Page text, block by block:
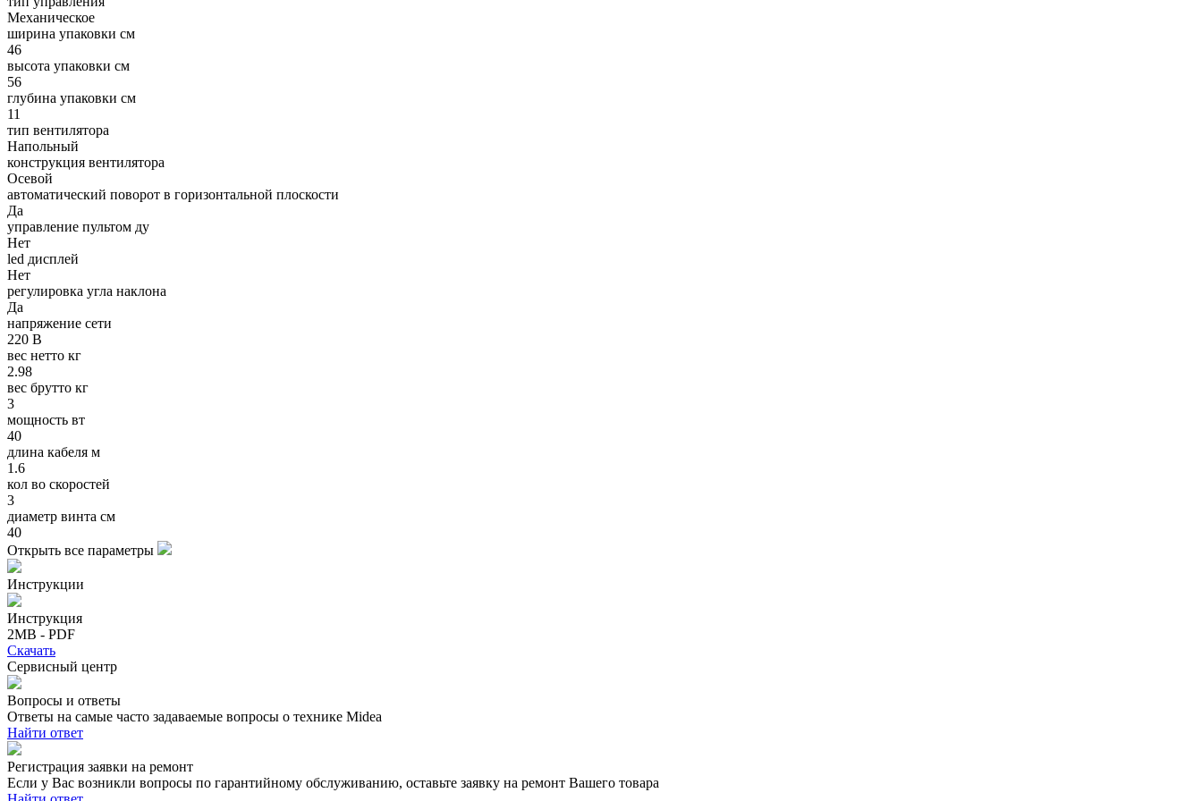
Механическое
ширина упаковки см
46
высота упаковки см
56
глубина упаковки см
11
тип вентилятора
Напольный
конструкция вентилятора
Осевой
автоматический поворот в горизонтальной плоскости
Да
управление пультом ду
Нет
led дисплей
Нет
регулировка угла наклона
Да
напряжение сети
220 В
вес нетто кг
2.98
вес брутто кг
3
мощность вт
40
длина кабеля м
1.6
кол во скоростей
3
диаметр винта см
40
Открыть все параметры
Инструкции
Инструкция
2MB - PDF
Скачать
Сервисный центр
Вопросы и ответы
Ответы на самые часто задаваемые вопросы о технике Midea
Найти ответ
Регистрация заявки на ремонт
Если у Вас возникли вопросы по гарантийному обслуживанию, оставьте заявку на ремонт Вашего товара